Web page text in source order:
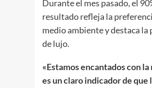
Durante el mes pasado, el
resultado refleja la
medio ambiente y destaca
de lujo.
«Estamos encantados con
es un claro indicador de